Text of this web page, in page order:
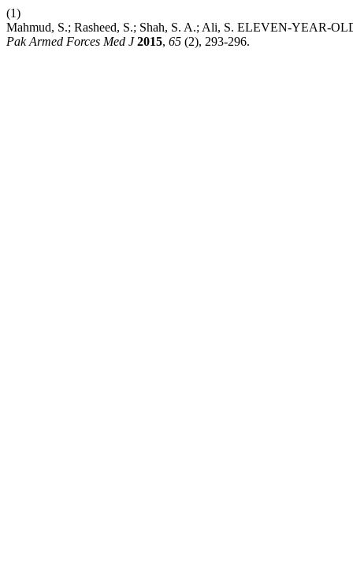
(1)
Mahmud, S.; Rasheed, S.; Shah, S. A.; Ali, S. ELEVEN-YEAR-
Pak Armed Forces Med J 2015, 65 (2), 293-296.